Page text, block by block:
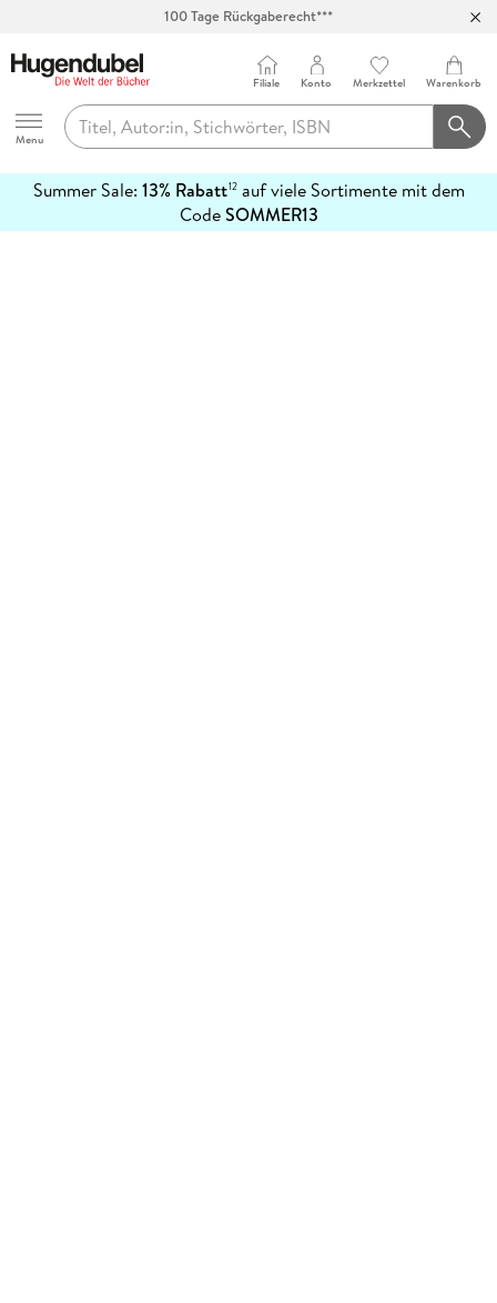
100 Tage Rückgaberecht***
Hugendubel
Menu
Filiale Konto Merkzettel Warenkorb
Summer Sale: 13% Rabatt12auf viele Sortimente mit dem
CodeSOMMER13
erfahren